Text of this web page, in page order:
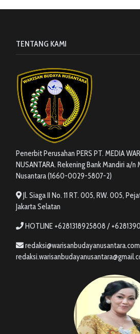
TENTANG KAMI
Penerbit Perusahan PERS PT. MEDIA
NUSANTARA. Rekening Bank Mandiri a/
Nusantara (1660-0029-5807-2)
Jl. Siaga II No. 11 RT. 005, RW. 005,
Jakarta Selatan
HOTLINE +6281318925808 /